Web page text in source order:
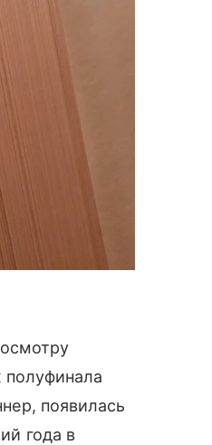
полуфинала
появилась
года в